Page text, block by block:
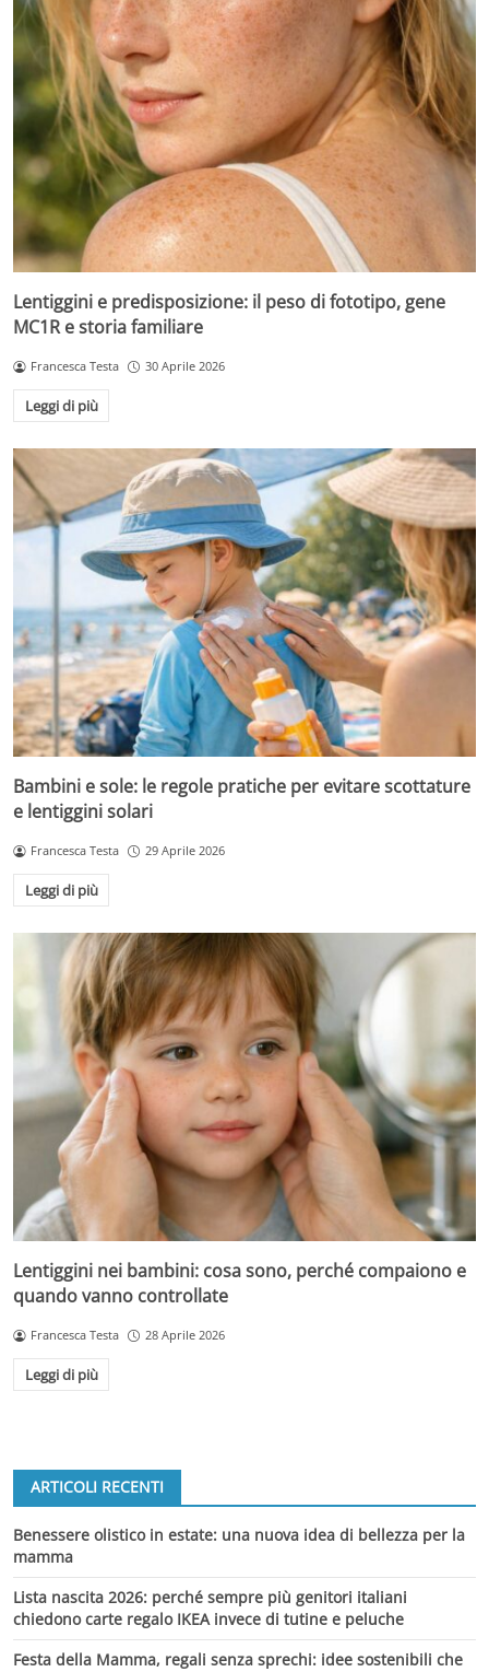
Lentiggini e predisposizione: il peso di fototipo, gene
MC1R e storia familiare
Francesca Testa 30 Aprile 2026
Leggi di più
Bambini e sole: le regole pratiche per evitare scottature
e lentiggini solari
Francesca Testa 29 Aprile 2026
Leggi di più
Lentiggini nei bambini: cosa sono, perché compaiono e
quando vanno controllate
Francesca Testa 28 Aprile 2026
Leggi di più
ARTICOLI RECENTI
Benessere olistico in estate: una nuova idea di bellezza per la
mamma
Lista nascita 2026: perché sempre più genitori italiani
chiedono carte regalo IKEA invece di tutine e peluche
Festa della Mamma, regali senza sprechi: idee sostenibili che